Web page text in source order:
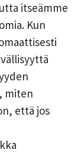
itseämme
Kun
miten
että jos